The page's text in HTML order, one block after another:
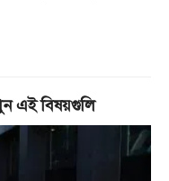
এই বিষয়গুলি